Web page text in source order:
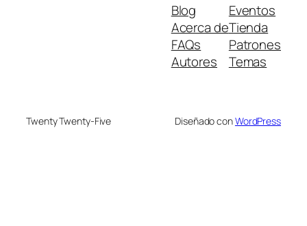
Blog
Acerca de
FAQs
Autores
Eventos
Tienda
Patrones
Temas
Twenty Twenty-Five Diseñado conWordPress